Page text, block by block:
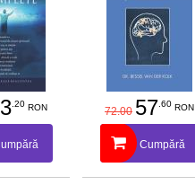
.20 RON 72.00 57 .60 RON
Cumpără